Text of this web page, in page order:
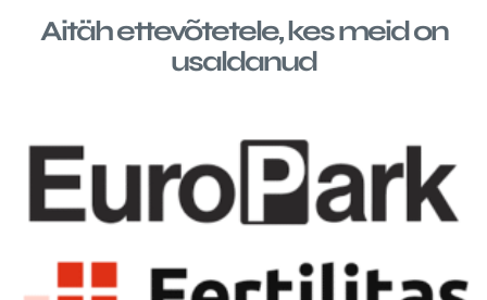
Aitäh ettevõtetele, kes meid on
usaldanud